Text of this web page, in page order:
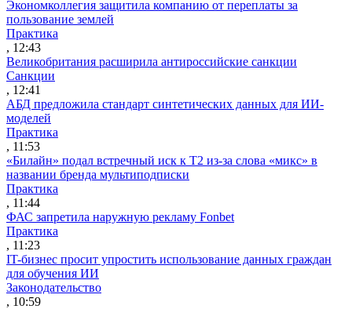
Экономколлегия защитила компанию от переплаты за
пользование землей
Практика
, 12:43
Великобритания расширила антироссийские санкции
Санкции
, 12:41
АБД предложила стандарт синтетических данных для ИИ-
моделей
Практика
, 11:53
«Билайн» подал встречный иск к Т2 из-за слова «микс» в
названии бренда мультиподписки
Практика
, 11:44
ФАС запретила наружную рекламу Fonbet
Практика
, 11:23
IT-бизнес просит упростить использование данных граждан
для обучения ИИ
Законодательство
, 10:59